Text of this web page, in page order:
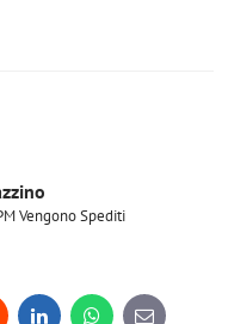
Vengono Spediti